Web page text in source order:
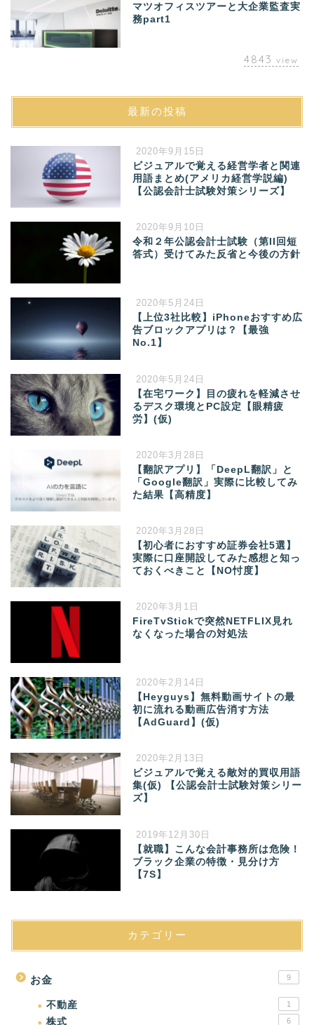
マツオフィスツアーと大企業監査実
務part1
4843 view
最新の投稿
2020年9月15日
ビジュアルで覚える経営学者と関連
用語まとめ(アメリカ経営学説編)
【公認会計士試験対策シリーズ】
2020年9月10日
令和２年公認会計士試験（第II回短
答式）受けてみた反省と今後の方針
2020年5月24日
【上位3社比較】iPhoneおすすめ広
告ブロックアプリは？【最強
No.1】
2020年5月24日
【在宅ワーク】目の疲れを軽減させ
るデスク環境とPC設定【眼精疲
労】(仮)
2020年3月28日
【翻訳アプリ】「DeepL翻訳」と
「Google翻訳」実際に比較してみ
た結果【高精度】
2020年3月28日
【初心者におすすめ証券会社5選】
実際に口座開設してみた感想と知っ
ておくべきこと【NO忖度】
2020年3月1日
FireTvStickで突然NETFLIX見れ
なくなった場合の対処法
2020年2月14日
【Heyguys】無料動画サイトの最
初に流れる動画広告消す方法
【AdGuard】(仮)
2020年2月13日
ビジュアルで覚える敵対的買収用語
集(仮) 【公認会計士試験対策シリー
ズ】
2019年12月30日
【就職】こんな会計事務所は危険！
ブラック企業の特徴・見分け方
【7S】
カテゴリー
お金 9
不動産 1
株式 6